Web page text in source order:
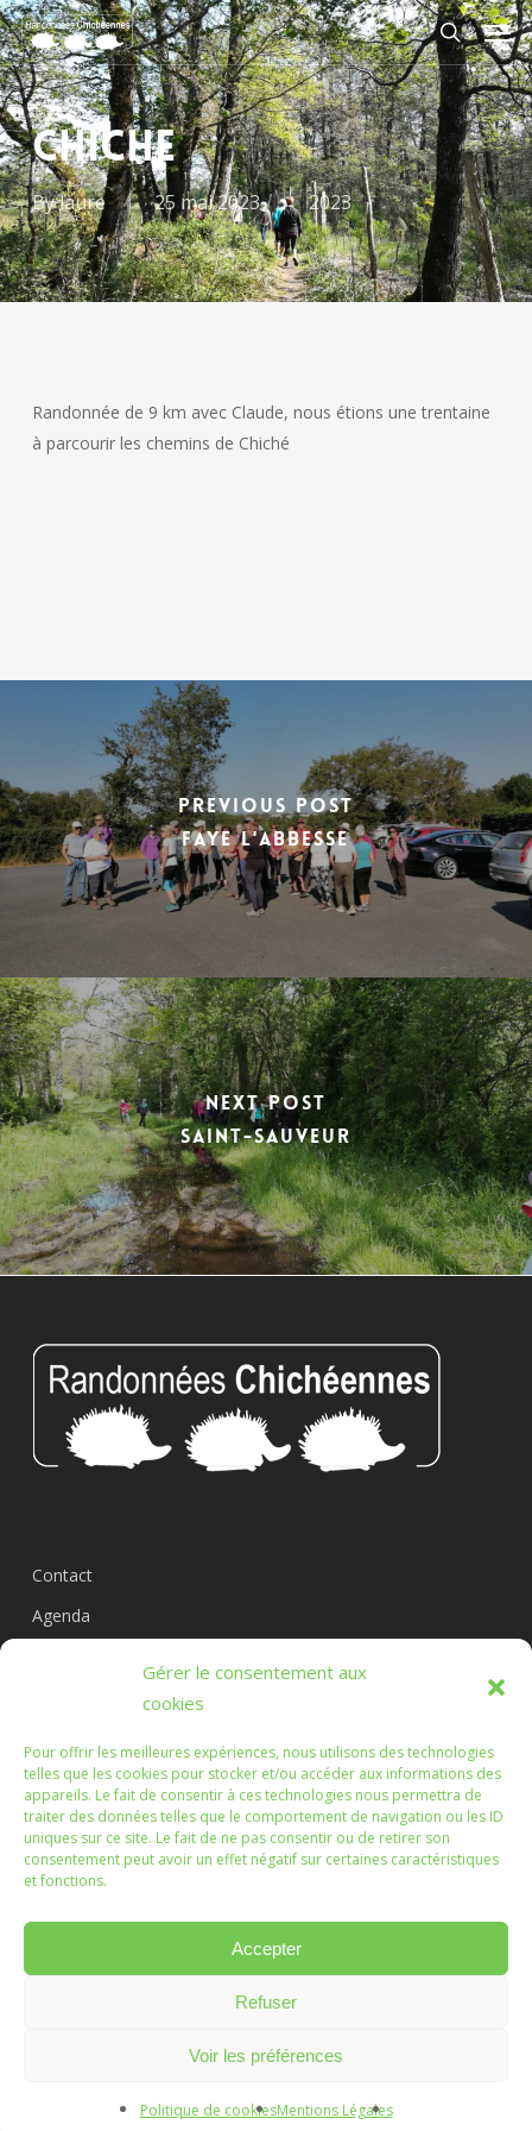
Gérer le consentement aux
cookies
Pour offrir les meilleures expériences, nous utilisons des technologies
telles que les cookies pour stocker et/ou accéder aux informations des
appareils. Le fait de consentir à ces technologies nous permettra de
traiter des données telles que le comportement de navigation ou les ID
uniques sur ce site. Le fait de ne pas consentir ou de retirer son
consentement peut avoir un effet négatif sur certaines caractéristiques
et fonctions.
Accepter
Refuser
Voir les préférences
Politique de cookiesMentions Légales
Skip
to
main
content
search
CHICHE
Bylaure 25 mai 2023 2023
Randonnée de 9 km avec Claude, nous étions une trentaine
à parcourir les chemins de Chiché
Previous Post
FAYE L'ABBESSE
Next Post
SAINT-SAUVEUR
Contact
Agenda
Les Randonnées Chichéennes
Que les marches que vous ferez, ou que nous ferons
ensemble, soient l'occasion d'échanges enrichissants.
© 2026 Randonnées Chichéennes.Mentions légales